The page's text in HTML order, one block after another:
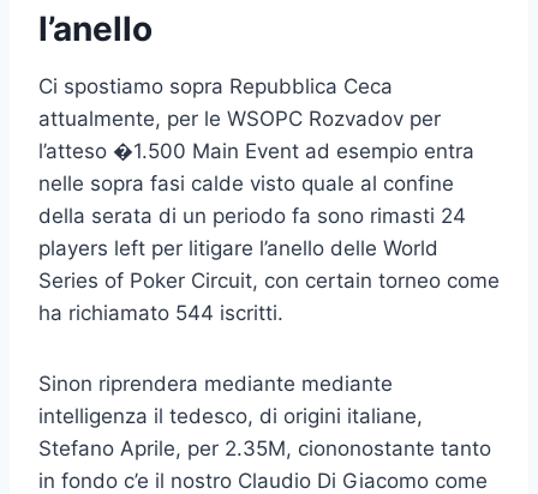
l’anello
Ci spostiamo sopra Repubblica Ceca
attualmente, per le WSOPC Rozvadov per
l’atteso �1.500 Main Event ad esempio entra
nelle sopra fasi calde visto quale al confine
della serata di un periodo fa sono rimasti 24
players left per litigare l’anello delle World
Series of Poker Circuit, con certain torneo come
ha richiamato 544 iscritti.
Sinon riprendera mediante mediante
intelligenza il tedesco, di origini italiane,
Stefano Aprile, per 2.35M, ciononostante tanto
in fondo c’e il nostro Claudio Di Giacomo come